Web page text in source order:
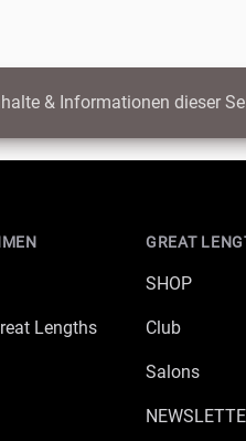
& Informationen dieser
Lengths
GREAT
SHOP
Club
Salons